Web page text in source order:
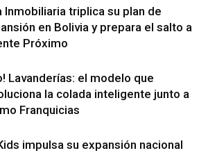
Inmobiliaria triplica su plan de
en Bolivia y prepara el salto a
Próximo
Lavanderías: el modelo que
la colada inteligente junto a
Franquicias
impulsa su expansión nacional